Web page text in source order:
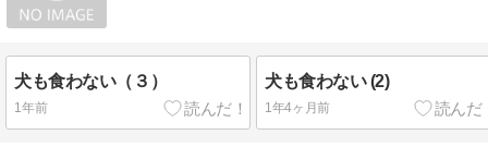
犬も食わない（３）
1年前
犬も食わない (2)
1年4ヶ月前